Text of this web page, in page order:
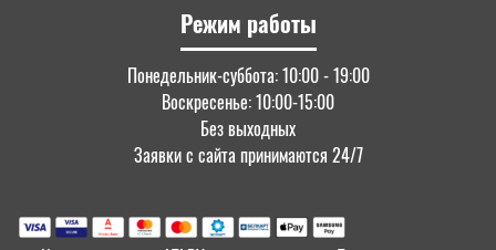
Режим работы
Понедельник-суббота: 10:00 - 19:00
Воскресенье: 10:00-15:00
Без выходных
Заявки с сайта принимаются 24/7